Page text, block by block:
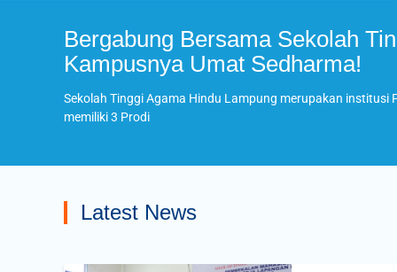
Bergabung Bersama Sekolah
Kampusnya Umat Sedharma!
Sekolah Tinggi Agama Hindu Lampung merupakan institusi
memiliki 3 Prodi
Latest News